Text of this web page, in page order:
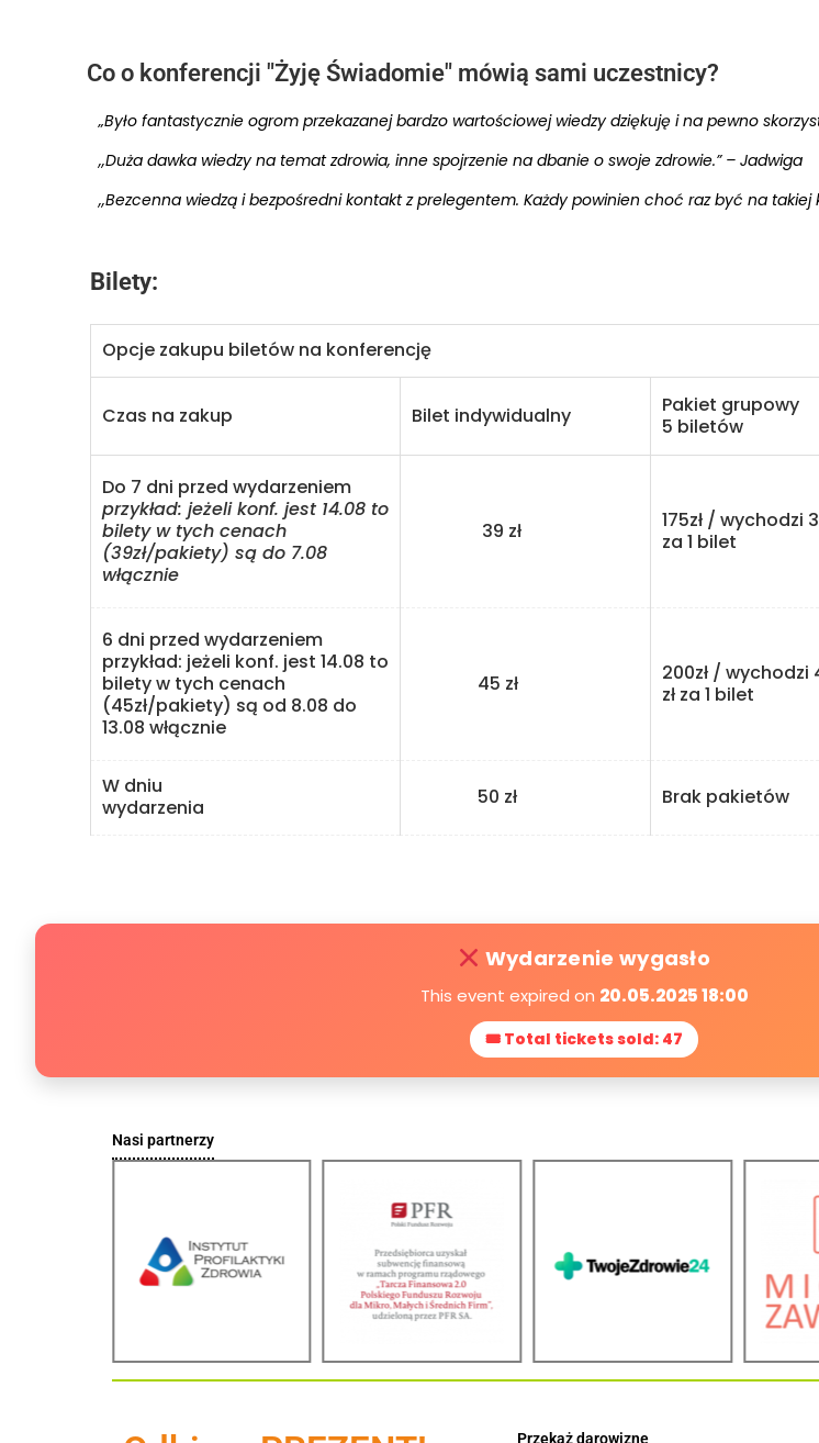
Co o konferencji "Żyję Świadomie" mówią sami uczestnicy?
„Było fantastycznie ogrom przekazanej bardzo wartościowej wiedzy dziękuję i na pewno
,,Duża dawka wiedzy na temat zdrowia, inne spojrzenie na dbanie o swoje zdrowie.” – Jadwiga
,,Bezcenna wiedzą i bezpośredni kontakt z prelegentem. Każdy powinien choć raz być na takiej
Bilety:
Opcje zakupu biletów na konferencję
Czas na zakup Bilet indywidualny
Pakiet grupowy
5 biletów
Do 7 dni przed wydarzeniem
przykład: jeżeli konf. jest 14.08 to
bilety w tych cenach
(39zł/pakiety) są do 7.08
włącznie
39 zł
175zł / wychodzi
za 1 bilet
6 dni przed wydarzeniem
przykład: jeżeli konf. jest 14.08 to
bilety w tych cenach
(45zł/pakiety) są od 8.08 do
13.08 włącznie
45 zł
200zł / wychodzi
zł za 1 bilet
W dniu
wydarzenia
50 zł Brak pakietów
Wydarzenie wygasło
This event expired on 20.05.2025 18:00
🎟 Total tickets sold: 47
Nasi partnerzy
Przekaż darowiznę